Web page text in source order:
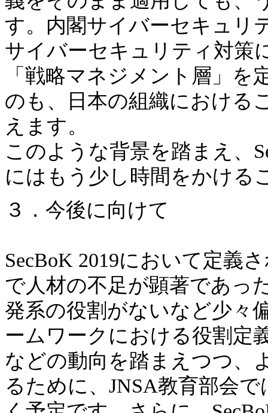
す。内閣サイバーセキュリ
サイバーセキュリティ対策
「戦略マネジメント層」
のも、日本の組織における
えます。
このような背景を踏まえ、
にはもう少し時間をかける
３．今後に向けて
SecBoK 2019において定義
で人材の不足が顕著であっ
発系の役割がないなど少々
ームワークにおける役割定
などの動向を踏まえつつ、
るために、JNSA教育部会